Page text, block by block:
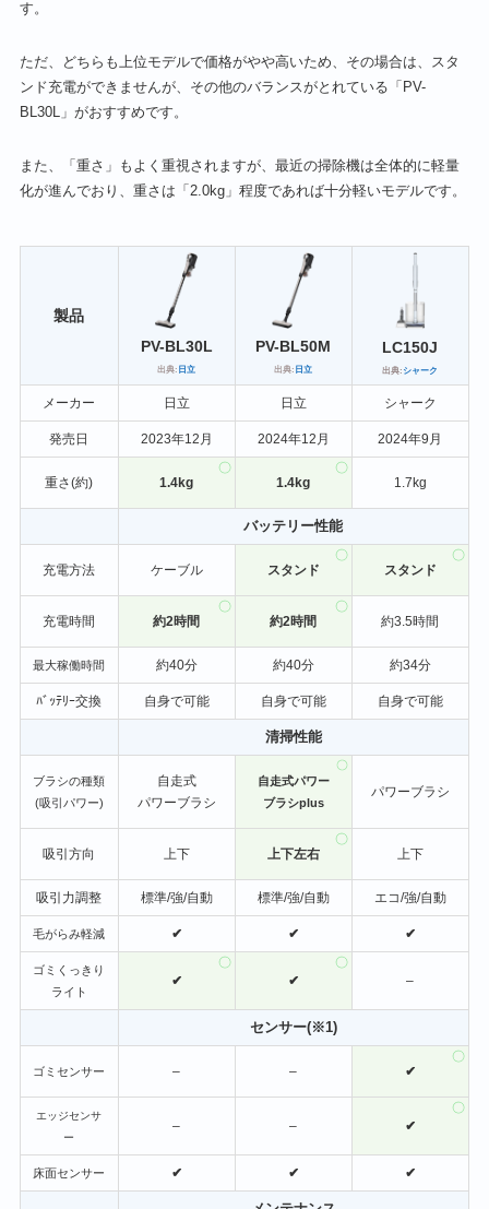
す。
ただ、どちらも上位モデルで価格がやや高いため、その場合は、スタ
ンド充電ができませんが、その他のバランスがとれている「PV-
BL30L」がおすすめです。
また、「重さ」もよく重視されますが、最近の掃除機は全体的に軽量
化が進んでおり、重さは「2.0kg」程度であれば十分軽いモデルです。
製品
PV-BL30L
出典: 日立
PV-BL50M
出典: 日立
LC150J
出典: シャーク
メーカー 日立 日立 シャーク
発売日 2023年12月 2024年12月 2024年9月
重さ(約) 1.4kg 1.4kg 1.7kg
バッテリー性能
充電方法 ケーブル スタンド スタンド
充電時間 約2時間 約2時間 約3.5時間
最大稼働時間 約40分 約40分 約34分
ﾊﾞｯﾃﾘｰ交換 自身で可能 自身で可能 自身で可能
清掃性能
ブラシの種類
(吸引パワー)
自走式
パワーブラシ
自走式パワー
ブラシplus
パワーブラシ
吸引方向 上下 上下左右 上下
吸引力調整 標準/強/自動 標準/強/自動 エコ/強/自動
毛がらみ軽減 ✔ ✔ ✔
ゴミくっきり
ライト
✔ ✔ –
センサー(※1)
ゴミセンサー – – ✔
エッジセンサ
ー
– – ✔
床面センサー ✔ ✔ ✔